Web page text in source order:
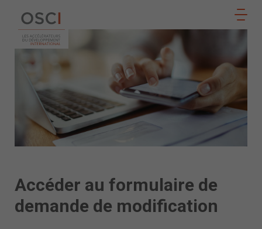
Accéder au formulaire de
demande de modification